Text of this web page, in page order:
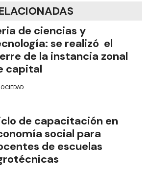
de ciencias y
se realizó el
de la instancia zonal
capital
de capacitación en
social para
de escuelas